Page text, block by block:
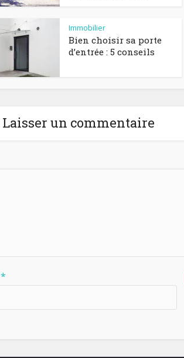
Immobilier
Bien choisir sa porte
d’entrée : 5 conseils
Laisser un commentaire
*